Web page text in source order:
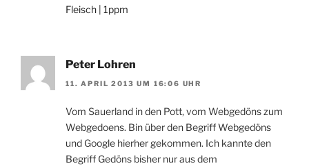
Fleisch | 1ppm
Peter Lohren
11. APRIL 2013 UM 16:06 UHR
Vom Sauerland in den Pott, vom Webgedöns zum
Webgedoens. Bin über den Begriff Webgedöns
und Google hierher gekommen. Ich kannte den
Begriff Gedöns bisher nur aus dem